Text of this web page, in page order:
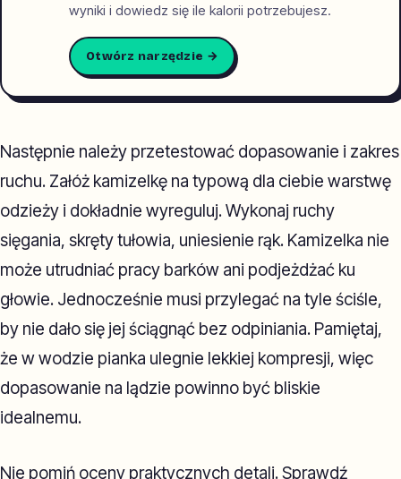
wyniki i dowiedz się ile kalorii potrzebujesz.
Otwórz narzędzie →
Następnie należy przetestować dopasowanie i zakres
ruchu. Załóż kamizelkę na typową dla ciebie warstwę
odzieży i dokładnie wyreguluj. Wykonaj ruchy
sięgania, skręty tułowia, uniesienie rąk. Kamizelka nie
może utrudniać pracy barków ani podjeżdżać ku
głowie. Jednocześnie musi przylegać na tyle ściśle,
by nie dało się jej ściągnąć bez odpiniania. Pamiętaj,
że w wodzie pianka ulegnie lekkiej kompresji, więc
dopasowanie na lądzie powinno być bliskie
idealnemu.
Nie pomiń oceny praktycznych detali. Sprawdź